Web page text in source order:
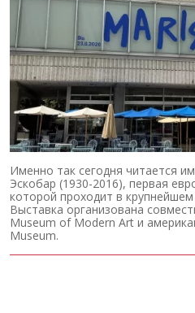
Именно так сегодня читается
Эскобар (1930-2016), первая
которой проходит в
Выставка организована
Museum of Modern Art и
Museum.